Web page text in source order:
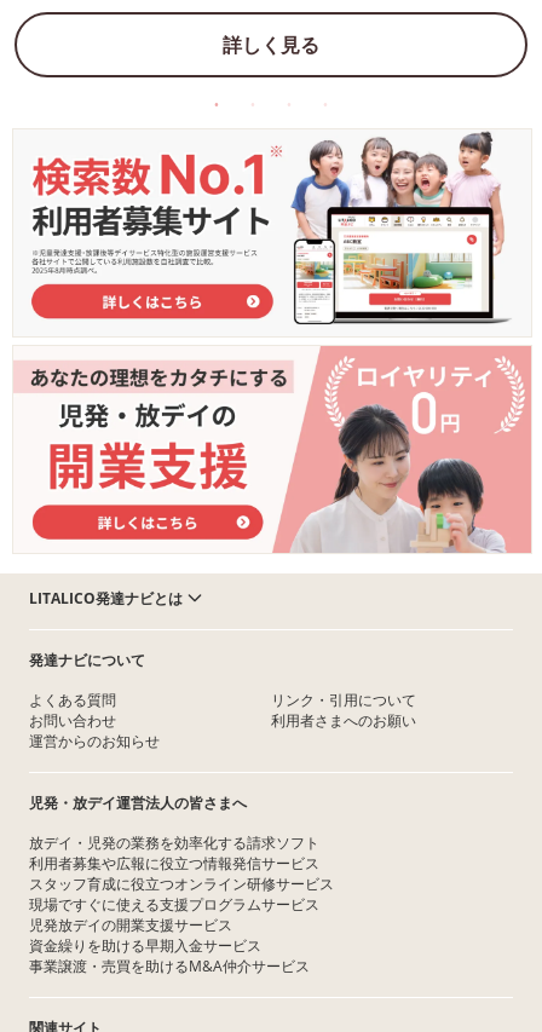
詳しく見る
LITALICO発達ナビとは
発達ナビについて
よくある質問
お問い合わせ
運営からのお知らせ
リンク・引用について
利用者さまへのお願い
児発・放デイ運営法人の皆さまへ
放デイ・児発の業務を効率化する請求ソフト
利用者募集や広報に役立つ情報発信サービス
スタッフ育成に役立つオンライン研修サービス
現場ですぐに使える支援プログラムサービス
児発放デイの開業支援サービス
資金繰りを助ける早期入金サービス
事業譲渡・売買を助けるM&A仲介サービス